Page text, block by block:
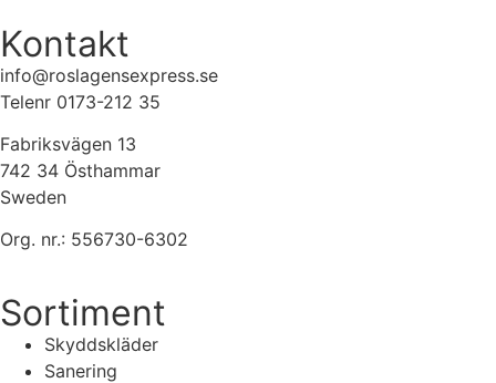
Kontakt
info@roslagensexpress.se
Telenr 0173-212 35
Fabriksvägen 13
742 34 Östhammar
Sweden
Org. nr.: 556730-6302
Sortiment
Skyddskläder
Sanering